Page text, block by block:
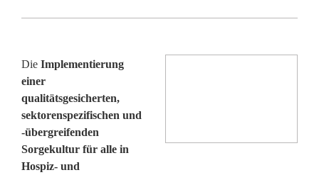
Die Implementierung
einer
qualitätsgesicherten,
sektorenspezifischen und
-übergreifenden
Sorgekultur für alle in
Hospiz- und